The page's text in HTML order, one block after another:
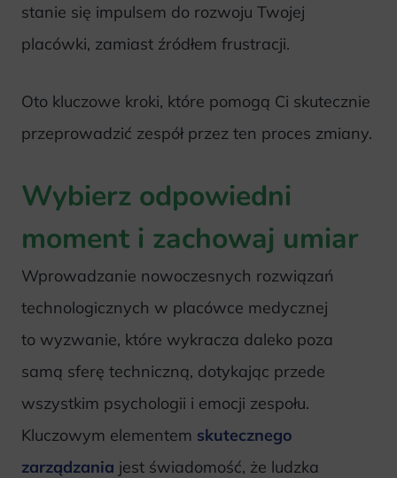
stanie się impulsem do rozwoju Twojej
placówki, zamiast źródłem frustracji.
Oto kluczowe kroki, które pomogą Ci skutecznie
przeprowadzić zespół przez ten proces zmiany.
Wybierz odpowiedni
moment i zachowaj umiar
Wprowadzanie nowoczesnych rozwiązań
technologicznych w placówce medycznej
to wyzwanie, które wykracza daleko poza
samą sferę techniczną, dotykając przede
wszystkim psychologii i emocji zespołu.
Kluczowym elementem skutecznego
zarządzania jest świadomość, że ludzka